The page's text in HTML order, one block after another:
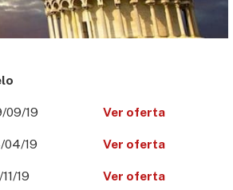
09/19 Ver oferta
04/19 Ver oferta
19 Ver oferta